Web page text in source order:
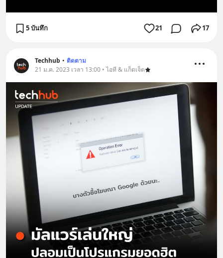
5 บันทึก 21 17
Techhub • ติดตาม
21 ม.ค. 2023 เวลา 13:00 • ไอที & แก็ดเจ็ต